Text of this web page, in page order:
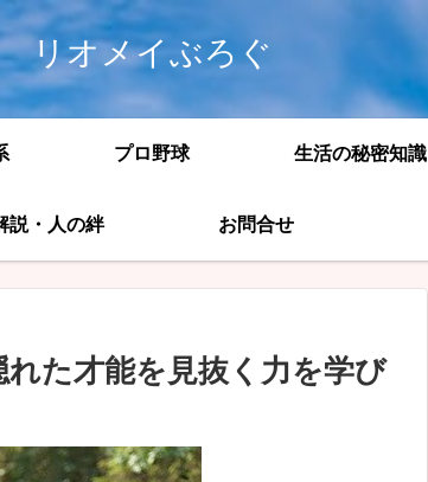
リオメイぶろぐ
プロ野球 生活の秘密知識
説・人の絆 お問合せ
れた才能を見抜く力を学び